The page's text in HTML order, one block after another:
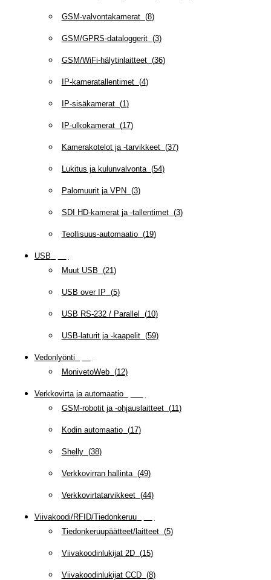
GSM-valvontakamerat(8)
GSM/GPRS-dataloggerit(3)
GSM/WiFi-hälytinlaitteet(36)
IP-kameratallentimet(4)
IP-sisäkamerat(1 )
IP-ulkokamerat(17)
Kamerakotelot ja -tarvikkeet(37)
Lukitus ja kulunvalvonta(54)
Palomuurit ja VPN (3)
SDI HD-kamerat ja -tallentimet(3)
Teollisuus-automaatio(19)
USB
Muut USB (21 )
USB over IP (5)
USB RS-232 / Parallel (10)
USB-laturit ja -kaapelit(59)
Vedonlyönti
MonivetoWeb(12)
Verkkovirta ja automaatio(
GSM-robotit ja -ohjauslaitteet(11 )
Kodin automaatio(17)
Shelly(38)
Verkkovirran hallinta(49)
Verkkovirtatarvikkeet(44)
Viivakoodi/RFID/Tiedonkeruu(
Tiedonkeruupäätteet/laitteet(5)
Viivakoodinlukijat 2D(15)
Viivakoodinlukijat CCD(8)